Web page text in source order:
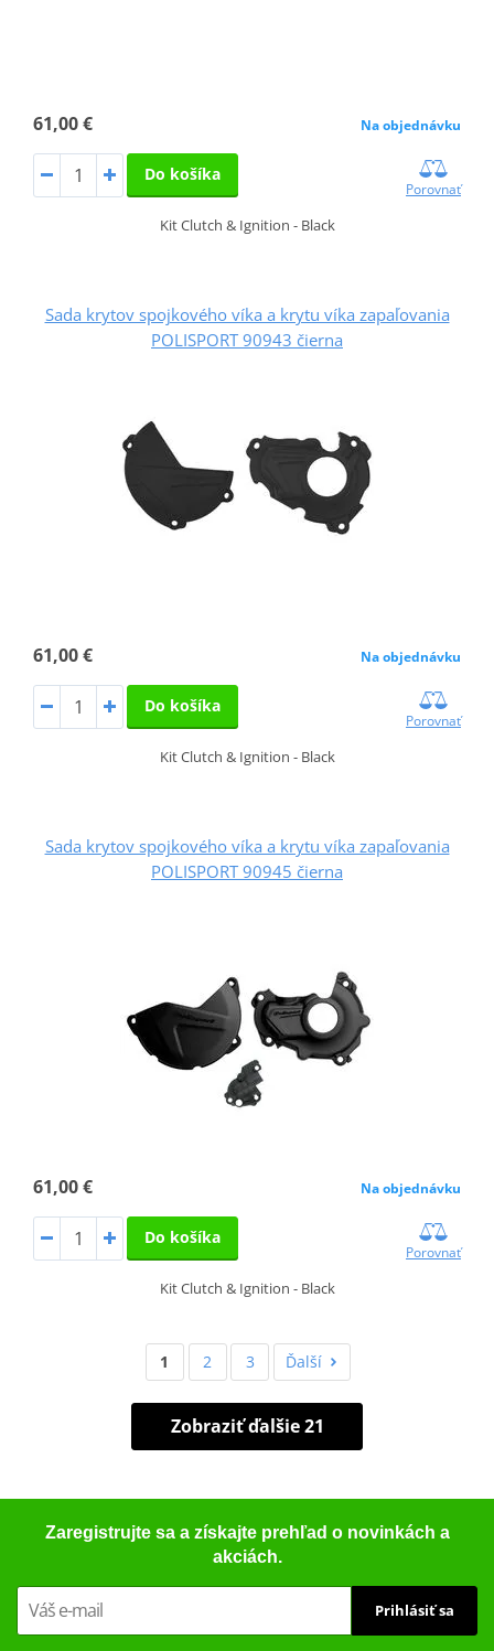
61,00 € Na objednávku
Do košíka
Porovnať
Kit Clutch & Ignition - Black
Sada krytov spojkového víka a krytu víka zapaľovania
POLISPORT 90943 čierna
61,00 € Na objednávku
Do košíka
Porovnať
Kit Clutch & Ignition - Black
Sada krytov spojkového víka a krytu víka zapaľovania
POLISPORT 90945 čierna
61,00 € Na objednávku
Do košíka
Porovnať
Kit Clutch & Ignition - Black
1 2 3 Ďalší
Zobraziť ďalšie 21
Zaregistrujte sa a získajte prehľad o novinkách a
akciách.
Prihlásiť sa